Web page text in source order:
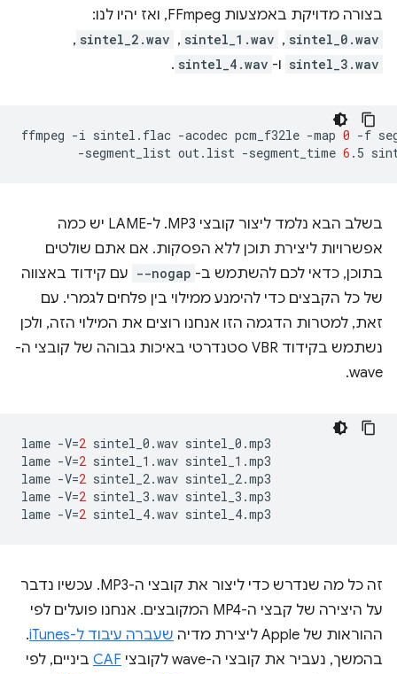
בצורה מדויקת באמצעות FFmpeg, ואז יהיו לנו:
sintel_0.wav
,‏
sintel_1.wav
,‏
sintel_2.wav
,‏
sintel_3.wav ו- sintel_4.wav
.
ffmpeg -i sintel.flac -acodec pcm_f32le -map 0 -f
-segment_list out.list -segment_time 6 .5
בשלב הבא נלמד ליצור קובצי MP3. ל-LAME יש כמה
אפשרויות ליצירת תוכן ללא הפסקות. אם אתם שולטים
בתוכן, כדאי לכם להשתמש ב- --nogap עם קידוד באצווה
של כל הקבצים כדי להימנע ממילוי בין פלחים לגמרי. עם
זאת, למטרות הדגמה הזו אנחנו רוצים את המילוי הזה, ולכן
נשתמש בקידוד VBR סטנדרטי באיכות גבוהה של קובצי ה-
wave.
lame -V=2 sintel_0.wav sintel_0.mp3
lame -V=2 sintel_1.wav sintel_1.mp3
lame -V=2 sintel_2.wav sintel_2.mp3
lame -V=2 sintel_3.wav sintel_3.mp3
lame -V=2 sintel_4.wav
זה כל מה שנדרש כדי ליצור את קובצי ה-MP3. עכשיו נדבר
על היצירה של קבצי ה-MP4 המקובצים. אנחנו פועלים לפי
ההוראות של Apple ליצירת מדיה
שעברה עיבוד ל-iTunes
.
בהמשך, נעביר את קובצי ה-wave לקובצי
CAF ביניים, לפי